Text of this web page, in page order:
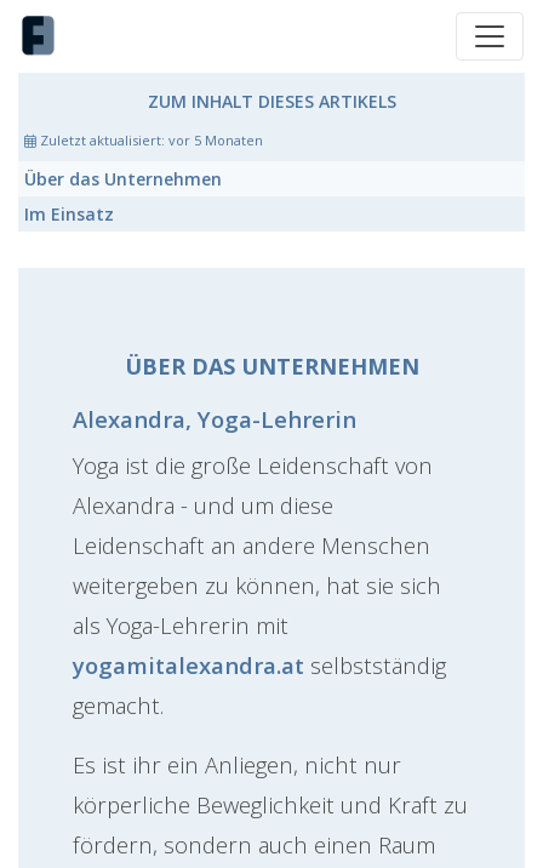
ZUM INHALT DIESES ARTIKELS
Zuletzt aktualisiert: vor 5 Monaten
Über das Unternehmen
Im Einsatz
ÜBER DAS UNTERNEHMEN
Alexandra, Yoga-Lehrerin
Yoga ist die große Leidenschaft von
Alexandra - und um diese
Leidenschaft an andere Menschen
weitergeben zu können, hat sie sich
als Yoga-Lehrerin mit
yogamitalexandra.at selbstständig
gemacht.
Es ist ihr ein Anliegen, nicht nur
körperliche Beweglichkeit und Kraft zu
fördern, sondern auch einen Raum